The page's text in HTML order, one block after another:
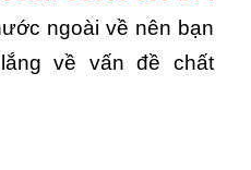
ngoài về nên bạn
về vấn đề chất